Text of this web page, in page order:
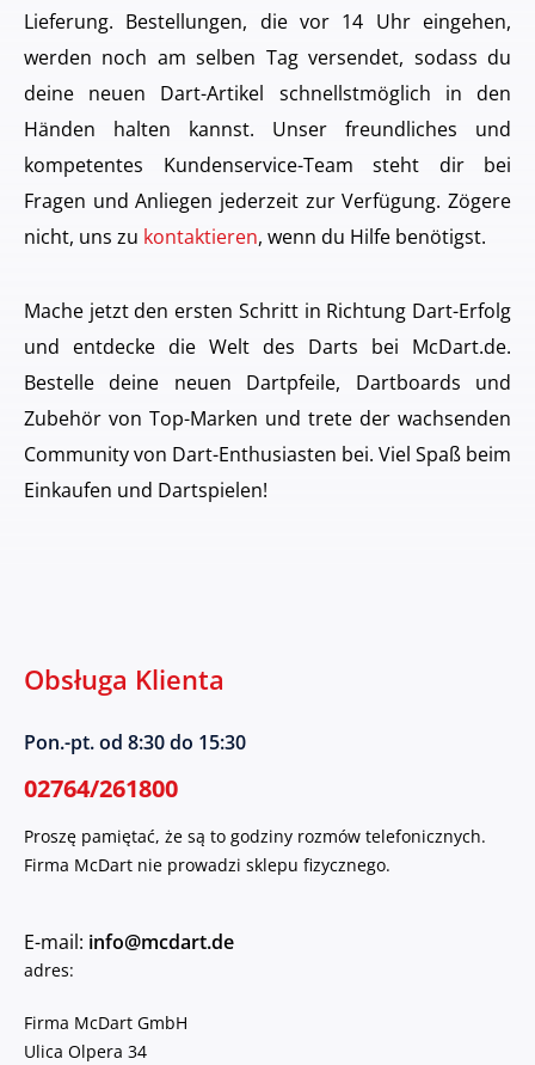
Lieferung. Bestellungen, die vor 14 Uhr eingehen,
werden noch am selben Tag versendet, sodass du
deine neuen Dart-Artikel schnellstmöglich in den
Händen halten kannst. Unser freundliches und
kompetentes Kundenservice-Team steht dir bei
Fragen und Anliegen jederzeit zur Verfügung. Zögere
nicht, uns zu kontaktieren, wenn du Hilfe benötigst.
Mache jetzt den ersten Schritt in Richtung Dart-Erfolg
und entdecke die Welt des Darts bei McDart.de.
Bestelle deine neuen Dartpfeile, Dartboards und
Zubehör von Top-Marken und trete der wachsenden
Community von Dart-Enthusiasten bei. Viel Spaß beim
Einkaufen und Dartspielen!
Obsługa Klienta
Pon.-pt. od 8:30 do 15:30
02764/261800
Proszę pamiętać, że są to godziny rozmów telefonicznych.
Firma McDart nie prowadzi sklepu fizycznego.
E-mail: info@mcdart.de
adres:
Firma McDart GmbH
Ulica Olpera 34